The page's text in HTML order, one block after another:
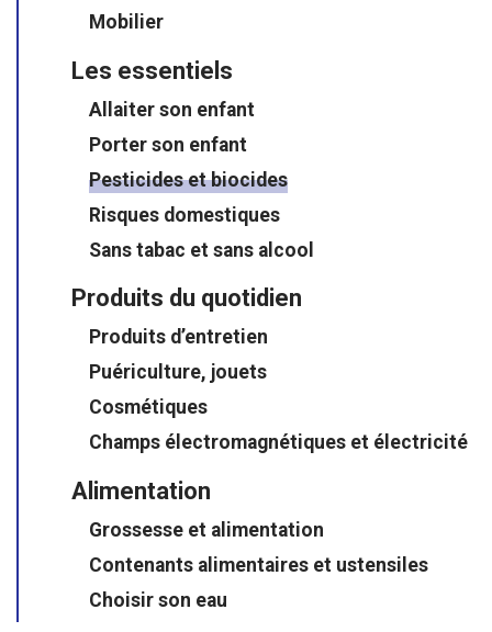
Mobilier
Les essentiels
Allaiter son enfant
Porter son enfant
Pesticides et biocides
Risques domestiques
Sans tabac et sans alcool
Produits du quotidien
Produits d’entretien
Puériculture, jouets
Cosmétiques
Champs électromagnétiques et électricité
Alimentation
Grossesse et alimentation
Contenants alimentaires et ustensiles
Choisir son eau